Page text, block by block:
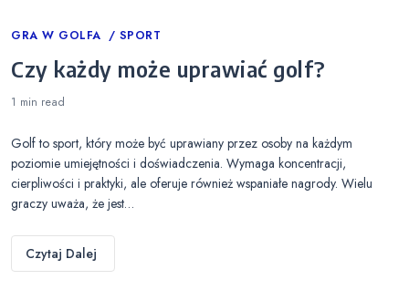
Categories
GRA W GOLFA SPORT
Czy każdy może uprawiać golf?
1 min read
Golf to sport, który może być uprawiany przez osoby na każdym
poziomie umiejętności i doświadczenia. Wymaga koncentracji,
cierpliwości i praktyki, ale oferuje również wspaniałe nagrody. Wielu
graczy uważa, że jest…
Czytaj Dalej